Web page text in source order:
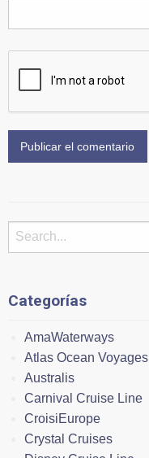
Categorías
AmaWaterways
Atlas Ocean Voyages
Australis
Carnival Cruise Line
CroisiEurope
Crystal Cruises